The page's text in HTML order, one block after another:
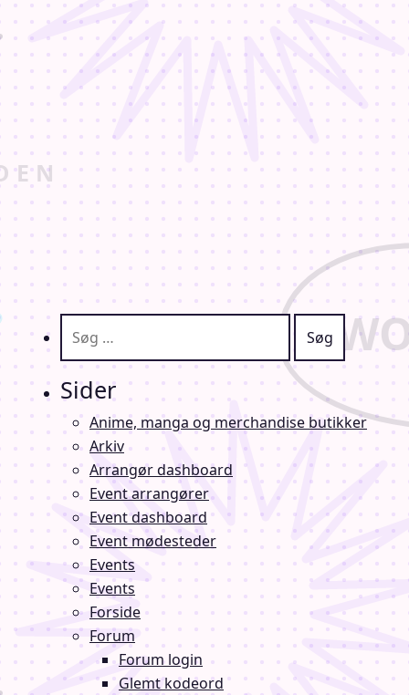
Sider
Anime, manga og merchandise butikker
Arkiv
Arrangør dashboard
Event arrangører
Event dashboard
Event mødesteder
Events
Events
Forside
Forum
Forum login
Glemt kodeord